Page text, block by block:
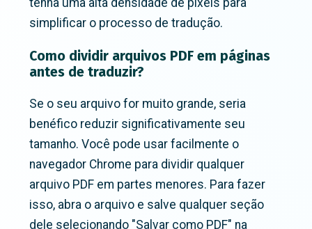
simplificar o processo de tradução.
Como dividir arquivos PDF em páginas
antes de traduzir?
Se o seu arquivo for muito grande, seria
benéfico reduzir significativamente seu
tamanho. Você pode usar facilmente o
navegador Chrome para dividir qualquer
arquivo PDF em partes menores. Para fazer
isso, abra o arquivo e salve qualquer seção
dele selecionando "Salvar como PDF" na